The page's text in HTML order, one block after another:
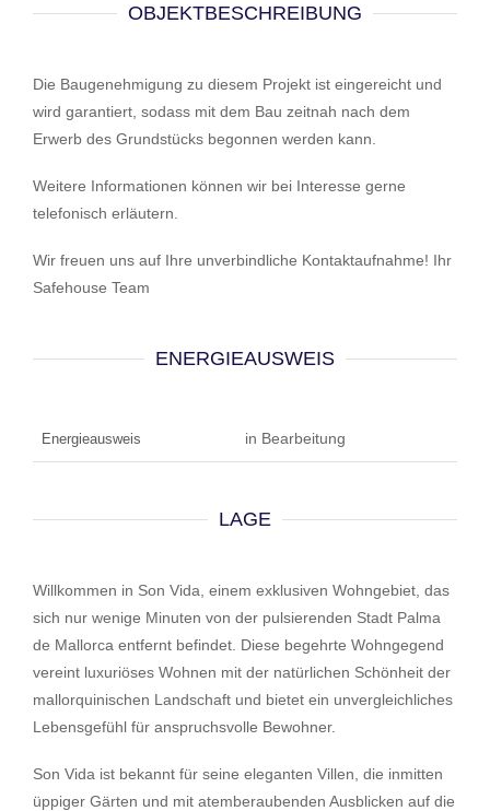
OBJEKTBESCHREIBUNG
Die Baugenehmigung zu diesem Projekt ist eingereicht und
wird garantiert, sodass mit dem Bau zeitnah nach dem
Erwerb des Grundstücks begonnen werden kann.
Weitere Informationen können wir bei Interesse gerne
telefonisch erläutern.
Wir freuen uns auf Ihre unverbindliche Kontaktaufnahme! Ihr
Safehouse Team
ENERGIEAUSWEIS
Energieausweis in Bearbeitung
LAGE
Willkommen in Son Vida, einem exklusiven Wohngebiet, das
sich nur wenige Minuten von der pulsierenden Stadt Palma
de Mallorca entfernt befindet. Diese begehrte Wohngegend
vereint luxuriöses Wohnen mit der natürlichen Schönheit der
mallorquinischen Landschaft und bietet ein unvergleichliches
Lebensgefühl für anspruchsvolle Bewohner.
Son Vida ist bekannt für seine eleganten Villen, die inmitten
üppiger Gärten und mit atemberaubenden Ausblicken auf die